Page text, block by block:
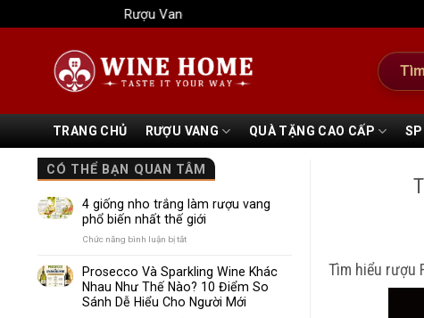
qua
Rượu Vang Wine Home
Tìm
kiếm:
TRANG CHỦ RƯỢU VANG QUÀ TẶNG CAO CẤP
CÓ THỂ BẠN QUAN TÂM
4 giống nho trắng làm rượu vang
phổ biến nhất thế giới
Chức năng bình luận bị tắtở
giống
nho
trắng
làm
Prosecco Và Sparkling Wine Khác
Nhau Như Thế Nào? 10 Điểm So
Sánh Dễ Hiểu Cho Người Mới
Tìm hiểu rượu